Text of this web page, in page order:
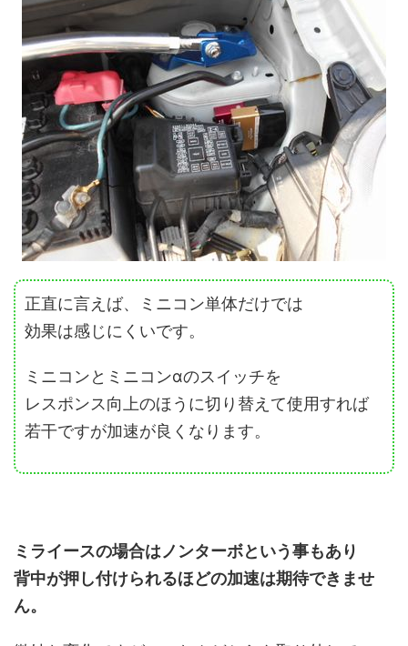
正直に言えば、ミニコン単体だけでは
効果は感じにくいです。
ミニコンとミニコンαのスイッチを
レスポンス向上のほうに切り替えて使用すれば
若干ですが加速が良くなります。
ミライースの場合はノンターボという事もあり
背中が押し付けられるほどの加速は期待できませ
ん。